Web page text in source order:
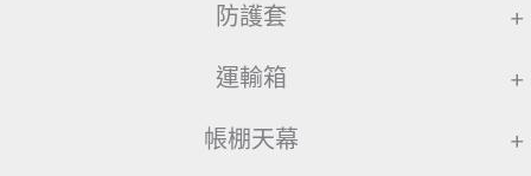
防護套 +
運輸箱 +
帳棚天幕 +